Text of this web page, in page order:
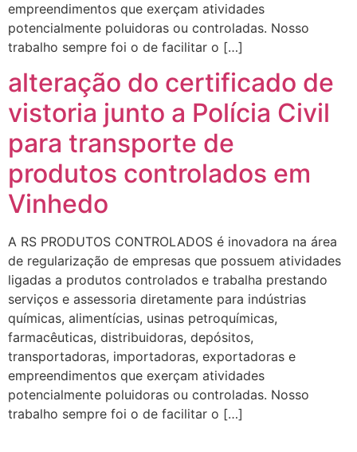
empreendimentos que exerçam atividades
potencialmente poluidoras ou controladas. Nosso
trabalho sempre foi o de facilitar o […]
alteração do certificado de
vistoria junto a Polícia Civil
para transporte de
produtos controlados em
Vinhedo
A RS PRODUTOS CONTROLADOS é inovadora na área
de regularização de empresas que possuem atividades
ligadas a produtos controlados e trabalha prestando
serviços e assessoria diretamente para indústrias
químicas, alimentícias, usinas petroquímicas,
farmacêuticas, distribuidoras, depósitos,
transportadoras, importadoras, exportadoras e
empreendimentos que exerçam atividades
potencialmente poluidoras ou controladas. Nosso
trabalho sempre foi o de facilitar o […]